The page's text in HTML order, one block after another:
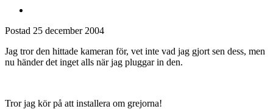
Postad 25 december 2004
Jag tror den hittade kameran för, vet inte vad jag gjort sen dess, men
nu händer det inget alls när jag pluggar in den.
Tror jag kör på att installera om grejorna!